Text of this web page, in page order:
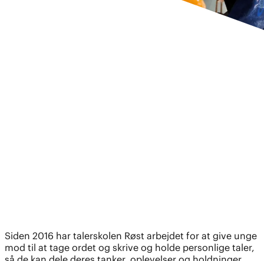
Siden 2016 har talerskolen Røst arbejdet for at give unge
mod til at tage ordet og skrive og holde personlige taler,